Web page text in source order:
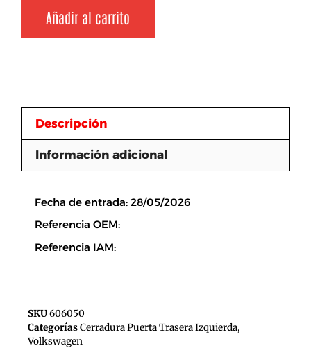
Añadir al carrito
Descripción
Información adicional
Fecha de entrada: 28/05/2026
Referencia OEM:
Referencia IAM:
SKU606050
CategoríasCerradura Puerta Trasera Izquierda,
Volkswagen